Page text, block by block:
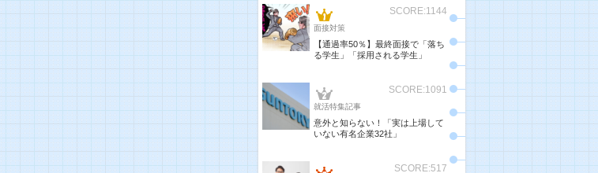
SCORE:1144
面接対策
【通過率50％】最終面接で「落ち
る学生」「採用される学生」
SCORE:1091
就活特集記事
意外と知らない！「実は上場して
いない有名企業32社」
SCORE:517